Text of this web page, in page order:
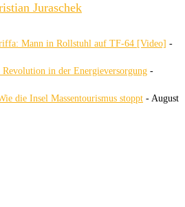
Juraschek
Mann in Rollstuhl auf TF-64 [Video] -
in der Energieversorgung -
die Insel Massentourismus stoppt - August